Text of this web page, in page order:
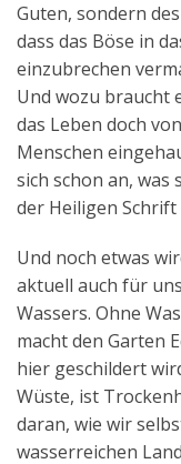
Guten, sondern
dass das Böse in
einzubrechen
Und wozu braucht
das Leben doch
Menschen
sich schon an, was
der Heiligen
Und noch etwas
aktuell auch für
Wassers. Ohne
macht den Garten
hier geschildert
Wüste, ist
daran, wie wir
wasserreichen